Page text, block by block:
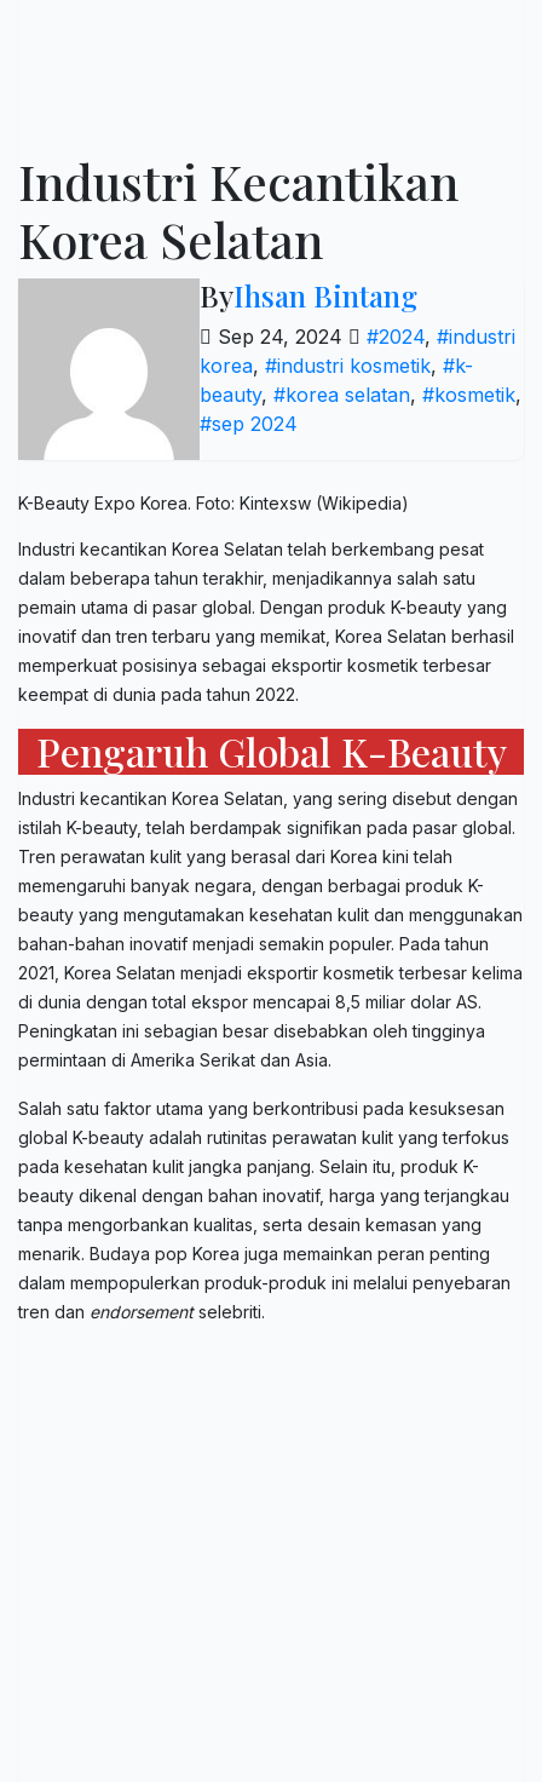
Industri Kecantikan
Korea Selatan
ByIhsan Bintang
Sep 24, 2024 #2024, #industri
korea, #industri kosmetik, #k-
beauty, #korea selatan, #kosmetik,
#sep 2024
K-Beauty Expo Korea. Foto: Kintexsw (Wikipedia)
Industri kecantikan Korea Selatan telah berkembang pesat
dalam beberapa tahun terakhir, menjadikannya salah satu
pemain utama di pasar global. Dengan produk K-beauty yang
inovatif dan tren terbaru yang memikat, Korea Selatan berhasil
memperkuat posisinya sebagai eksportir kosmetik terbesar
keempat di dunia pada tahun 2022.
Pengaruh Global K-Beauty
Industri kecantikan Korea Selatan, yang sering disebut dengan
istilah K-beauty, telah berdampak signifikan pada pasar global.
Tren perawatan kulit yang berasal dari Korea kini telah
memengaruhi banyak negara, dengan berbagai produk K-
beauty yang mengutamakan kesehatan kulit dan menggunakan
bahan-bahan inovatif menjadi semakin populer. Pada tahun
2021, Korea Selatan menjadi eksportir kosmetik terbesar kelima
di dunia dengan total ekspor mencapai 8,5 miliar dolar AS.
Peningkatan ini sebagian besar disebabkan oleh tingginya
permintaan di Amerika Serikat dan Asia.
Salah satu faktor utama yang berkontribusi pada kesuksesan
global K-beauty adalah rutinitas perawatan kulit yang terfokus
pada kesehatan kulit jangka panjang. Selain itu, produk K-
beauty dikenal dengan bahan inovatif, harga yang terjangkau
tanpa mengorbankan kualitas, serta desain kemasan yang
menarik. Budaya pop Korea juga memainkan peran penting
dalam mempopulerkan produk-produk ini melalui penyebaran
tren dan endorsementselebriti.